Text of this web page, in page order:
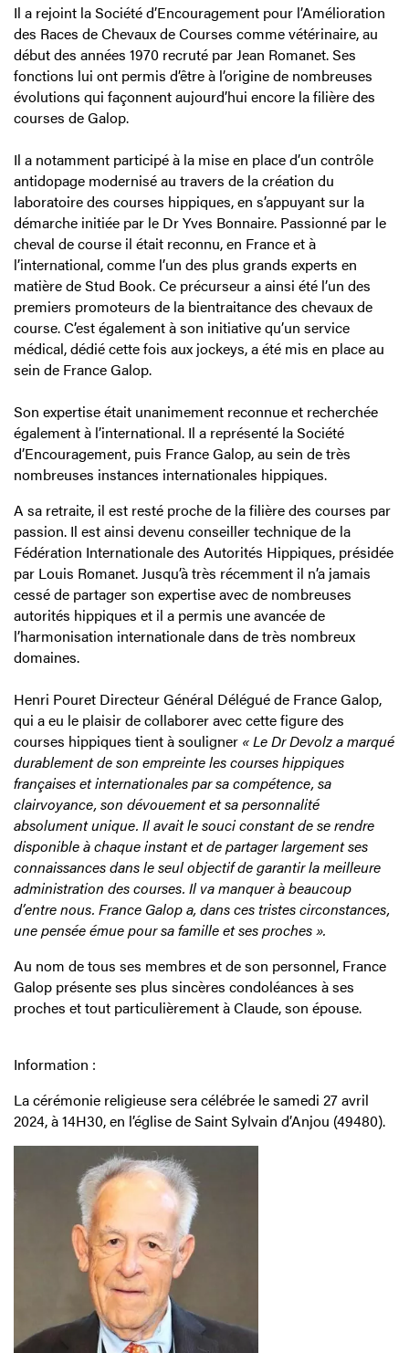
Il a rejoint la Société d’Encouragement pour l’Amélioration
des Races de Chevaux de Courses comme vétérinaire, au
début des années 1970 recruté par Jean Romanet. Ses
fonctions lui ont permis d’être à l’origine de nombreuses
évolutions qui façonnent aujourd’hui encore la filière des
courses de Galop.
Il a notamment participé à la mise en place d’un contrôle
antidopage modernisé au travers de la création du
laboratoire des courses hippiques, en s’appuyant sur la
démarche initiée par le Dr Yves Bonnaire. Passionné par le
cheval de course il était reconnu, en France et à
l’international, comme l’un des plus grands experts en
matière de Stud Book. Ce précurseur a ainsi été l’un des
premiers promoteurs de la bientraitance des chevaux de
course. C’est également à son initiative qu’un service
médical, dédié cette fois aux jockeys, a été mis en place au
sein de France Galop.
Son expertise était unanimement reconnue et recherchée
également à l’international. Il a représenté la Société
d’Encouragement, puis France Galop, au sein de très
nombreuses instances internationales hippiques.
A sa retraite, il est resté proche de la filière des courses par
passion. Il est ainsi devenu conseiller technique de la
Fédération Internationale des Autorités Hippiques, présidée
par Louis Romanet. Jusqu’à très récemment il n’a jamais
cessé de partager son expertise avec de nombreuses
autorités hippiques et il a permis une avancée de
l’harmonisation internationale dans de très nombreux
domaines.
Henri Pouret Directeur Général Délégué de France Galop,
qui a eu le plaisir de collaborer avec cette figure des
courses hippiques tient à souligner « Le Dr Devolz a marqué
durablement de son empreinte les courses hippiques
françaises et internationales par sa compétence, sa
clairvoyance, son dévouement et sa personnalité
absolument unique. Il avait le souci constant de se rendre
disponible à chaque instant et de partager largement ses
connaissances dans le seul objectif de garantir la meilleure
administration des courses. Il va manquer à beaucoup
d’entre nous. France Galop a, dans ces tristes circonstances,
une pensée émue pour sa famille et ses proches ».
Au nom de tous ses membres et de son personnel, France
Galop présente ses plus sincères condoléances à ses
proches et tout particulièrement à Claude, son épouse.
Information :
La cérémonie religieuse sera célébrée le samedi 27 avril
2024, à 14H30, en l’église de Saint Sylvain d’Anjou (49480).